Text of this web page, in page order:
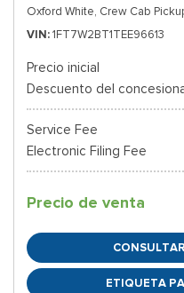
Oxford White, Crew Cab
VIN 1FT7W2BT1TEE96613
Precio inicial
Descuento del
Service Fee
Electronic Filing Fee
Precio de venta
ETIQUETA